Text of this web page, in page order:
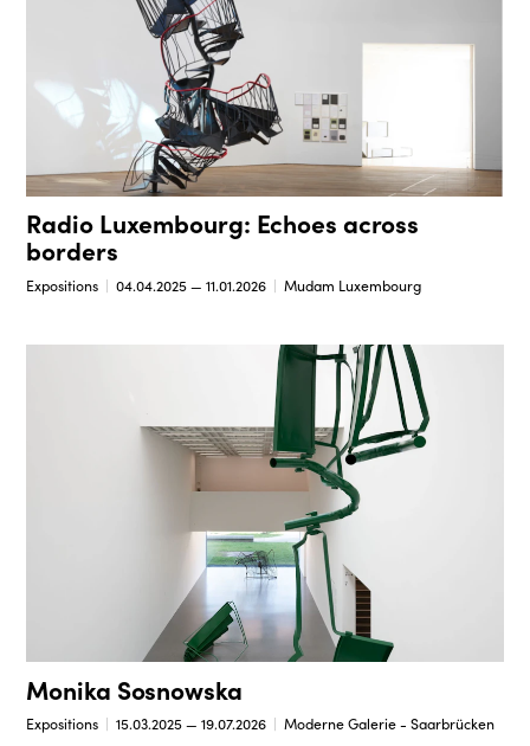
Radio Luxembourg: Echoes across
borders
Expositions 04.04.2025 — 11.01.2026 Mudam Luxembourg
Monika Sosnowska
Expositions 15.03.2025 — 19.07.2026 Moderne Galerie - Saarbrücken